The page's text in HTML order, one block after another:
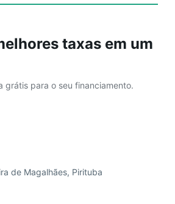
taxas em um
grátis para o seu financiamento.
de Magalhães, Pirituba